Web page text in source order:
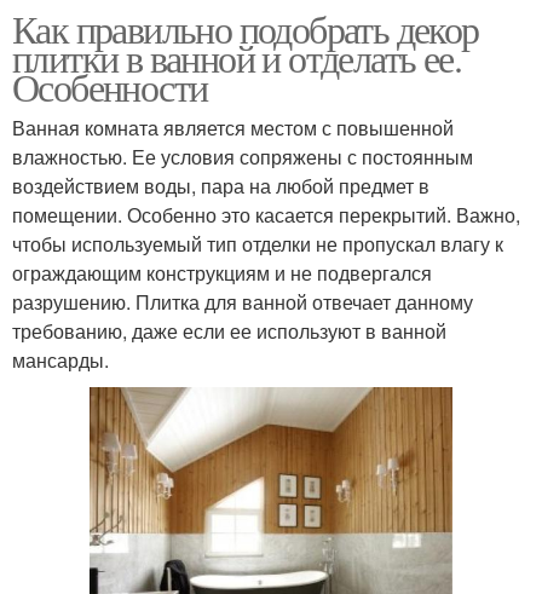
Как правильно подобрать декор
плитки в ванной и отделать ее.
Особенности
Ванная комната является местом с повышенной
влажностью. Ее условия сопряжены с постоянным
воздействием воды, пара на любой предмет в
помещении. Особенно это касается перекрытий. Важно,
чтобы используемый тип отделки не пропускал влагу к
ограждающим конструкциям и не подвергался
разрушению. Плитка для ванной отвечает данному
требованию, даже если ее используют в ванной
мансарды.